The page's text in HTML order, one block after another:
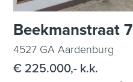
Beekmanstraat 7
4527 GA Aardenburg
€ 225.000,- k.k.